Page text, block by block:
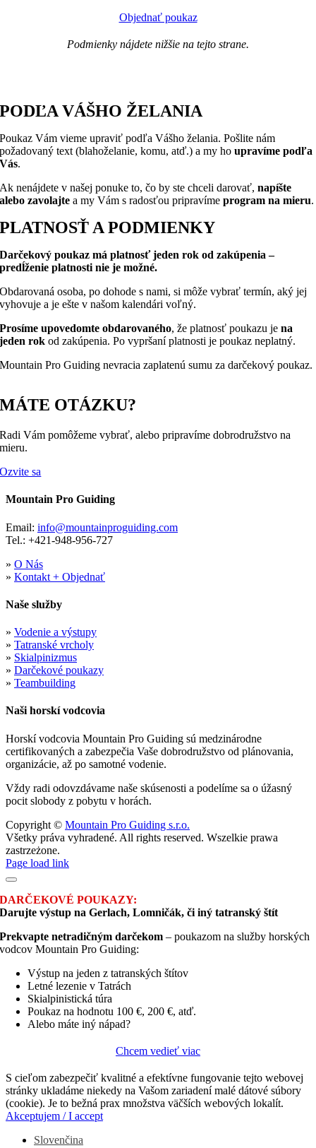
Objednať poukaz
Podmienky nájdete nižšie na tejto strane.
PODĽA VÁŠHO ŽELANIA
Poukaz Vám vieme upraviť podľa Vášho želania. Pošlite nám
požadovaný text (blahoželanie, komu, atď.) a my houpravíme podľa
Vás.
Ak nenájdete v našej ponuke to, čo by ste chceli darovať,napíšte
alebo zavolajte a my Vám s radosťou pripravímeprogram na mieru.
PLATNOSŤ A PODMIENKY
Darčekový poukaz má platnosť jeden rok od zakúpenia –
predĺženie platnosti nie je možné.
Obdarovaná osoba, po dohode s nami, si môže vybrať termín, aký jej
vyhovuje a je ešte v našom kalendári voľný.
Prosíme upovedomte obdarovaného, že platnosť poukazu jena
jeden rok od zakúpenia. Po vypršaní platnosti je poukaz neplatný.
Mountain Pro Guiding nevracia zaplatenú sumu za darčekový poukaz.
MÁTE OTÁZKU?
Radi Vám pomôžeme vybrať, alebo pripravíme dobrodružstvo na
mieru.
Ozvite sa
Mountain Pro Guiding
Email: info@mountainproguiding.com
Tel.: +421-948-956-727
» O Nás
» Kontakt + Objednať
Naše služby
» Vodenie a výstupy
» Tatranské vrcholy
» Skialpinizmus
» Darčekové poukazy
» Teambuilding
Naši horskí vodcovia
Horskí vodcovia Mountain Pro Guiding sú medzinárodne
certifikovaných a zabezpečia Vaše dobrodružstvo od plánovania,
organizácie, až po samotné vodenie.
Vždy radi odovzdávame naše skúsenosti a podelíme sa o úžasný
pocit slobody z pobytu v horách.
Copyright © Mountain Pro Guiding s.r.o.
Všetky práva vyhradené. All rights reserved. Wszelkie prawa
zastrzeżone.
Facebook
Instagram
Page load link
DARČEKOVÉ POUKAZY:
Darujte výstup na Gerlach, Lomničák, či iný tatranský štít
Prekvapte netradičným darčekom– poukazom na služby horských
vodcov Mountain Pro Guiding:
Výstup na jeden z tatranských štítov
Letné lezenie v Tatrách
Skialpinistická túra
Poukaz na hodnotu 100 €, 200 €, atď.
Alebo máte iný nápad?
Chcem vedieť viac
S cieľom zabezpečiť kvalitné a efektívne fungovanie tejto webovej
stránky ukladáme niekedy na Vašom zariadení malé dátové súbory
(cookie). Je to bežná prax množstva väčších webových lokalít.
Akceptujem / I accept
Slovenčina